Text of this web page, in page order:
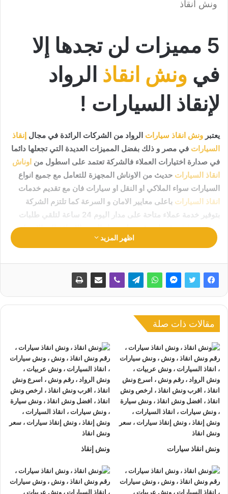
ونش انقاذ
5 مميزات لن تجدها إلا
في ونش انقاذ الرواد
لإنقاذ السيارات !
يعتبر ونش انقاذ سيارات الرواد من الشركات الرائدة في مجال إنقاذ
السيارات في مصر و ذلك بفضل المميزات العديدة التي تجعلها دائما
في صدارة اختيارات العملاء فالشركة تعتمد على اسطول من اوناش
انقاذ السيارات حديث من الاوناش المجهزة للتعامل مع جميع انواع
السيارات سواء الملاكي او النقل او سيارات فان مع تقديم خدمات
انقاذ السيارات باعلى معايير الامان و السرعة كما تلتزم الشركة
بتوفير خدمة عملاء متاحة على مدار اليوم 24 ساعة لتلقي طلبات
انقاذ السياراتفي اي وقت علي مدار اليوم بالاضافة الى الاسعار
التنافسية التي تراعي مختلف الفئات ولان الثقة اساس نجاحنا
اقرأ في هذا المقال
ونش انقاذ الرواد
اسرع ونش انقاذ سيارات – اسرع ونش انقاذ
ونش انقاذ سيارات 24 ساعة
انقاذ سيارات – انقاذ السيارات
ونش سيارات – ونش سيارة
ارخص ونش انقاذ سيارات – ارخص ونش انقاذ
افضل ونش انقاذ سيارات – افضل ونش انقاذ
اقرب ونش انقاذ سيارات
ونش عربيات – ونش عربية
اظهر المزيد
مقالات ذات صلة
ونش انقاذ سيارات ونش إنقاذ